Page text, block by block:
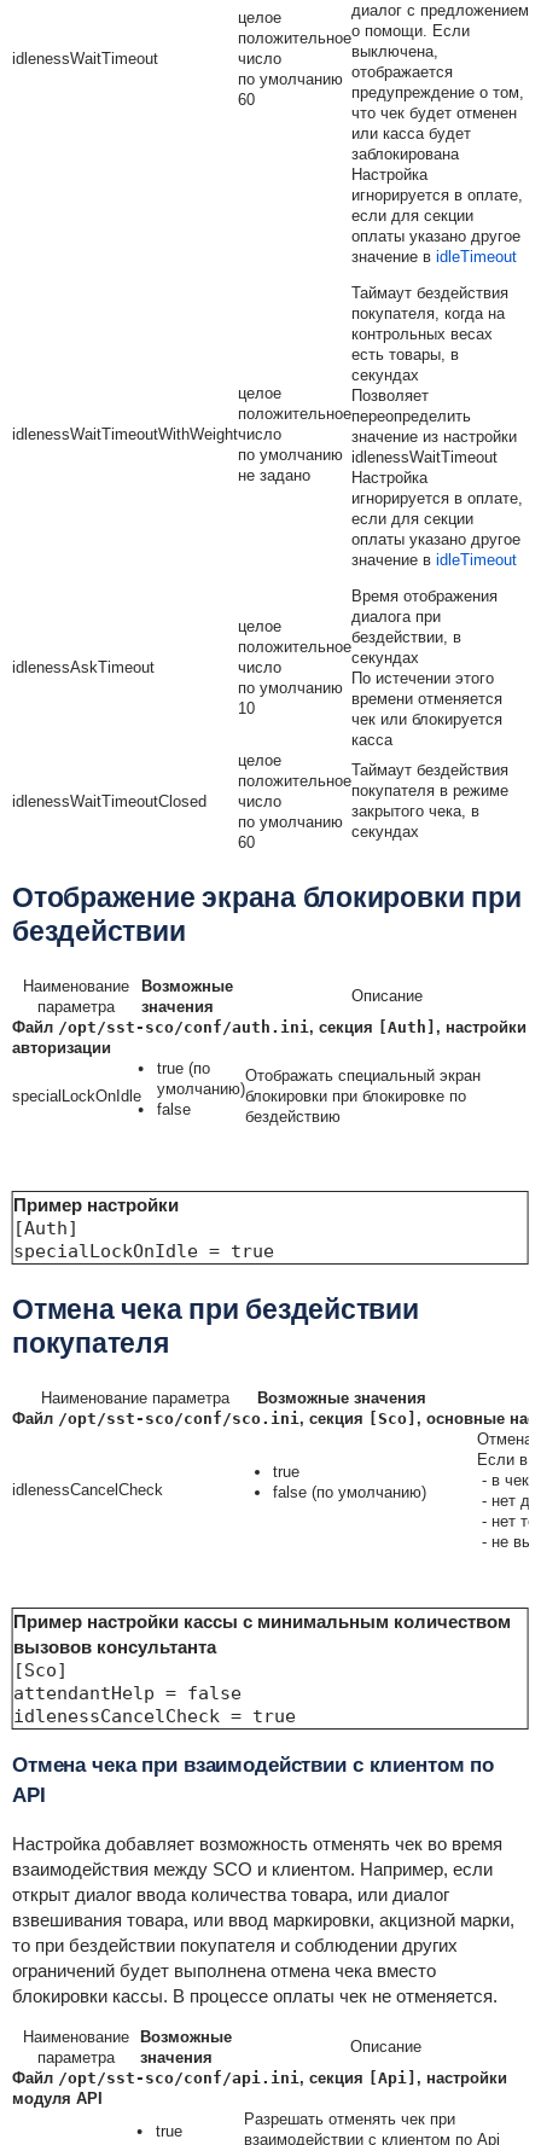
idlenessWaitTimeout
целое
положительное
число
по умолчанию
60
диалог с предложением
о помощи. Если
выключена,
отображается
предупреждение о том,
что чек будет отменен
или касса будет
заблокирована
Настройка
игнорируется в оплате,
если для секции
оплаты указано другое
значение в idleTimeout
idlenessWaitTimeoutWithWeight
целое
положительное
число
по умолчанию
не задано
Таймаут бездействия
покупателя, когда на
контрольных весах
есть товары, в
секундах
Позволяет
переопределить
значение из настройки
idlenessWaitTimeout
Настройка
игнорируется в оплате,
если для секции
оплаты указано другое
значение в idleTimeout
idlenessAskTimeout
целое
положительное
число
по умолчанию
10
Время отображения
диалога при
бездействии, в
секундах
По истечении этого
времени отменяется
чек или блокируется
касса
idlenessWaitTimeoutClosed
целое
положительное
число
по умолчанию
60
Таймаут бездействия
покупателя в режиме
закрытого чека, в
секундах
Отображение экрана блокировки при
бездействии
Наименование
параметра
Возможные
значения
Описание
Файл /opt/sst-sco/conf/auth.ini, секция [Auth] , настройки
авторизации
specialLockOnIdle
true (по
умолчанию)
false
Отображать специальный экран
блокировки при блокировке по
бездействию
Пример настройки
[Auth]
specialLockOnIdle = true
Отмена чека при бездействии
покупателя
Наименование параметра
Возможные значения
Файл /opt/sst-sco/conf/sco.ini, секция [Sco] , основные
idlenessCancelCheck
true
false (по умолчанию)
Отмена
Если в
- в
- нет
- нет
- не
Пример настройки кассы с минимальным количеством
вызовов консультанта
[Sco]
attendantHelp = false
idlenessCancelCheck = true
Отмена чека при взаимодействии с клиентом по
API
Настройка добавляет возможность отменять чек во время
взаимодействия между SCO и клиентом. Например, если
открыт диалог ввода количества товара, или диалог
взвешивания товара, или ввод маркировки, акцизной марки,
то при бездействии покупателя и соблюдении других
ограничений будет выполнена отмена чека вместо
блокировки кассы. В процессе оплаты чек не отменяется.
Наименование
параметра
Возможные
значения
Описание
Файл /opt/sst-sco/conf/api.ini, секция [Api] , настройки
модуля API
true
Разрешать отменять чек при
взаимодействии с клиентом по Api